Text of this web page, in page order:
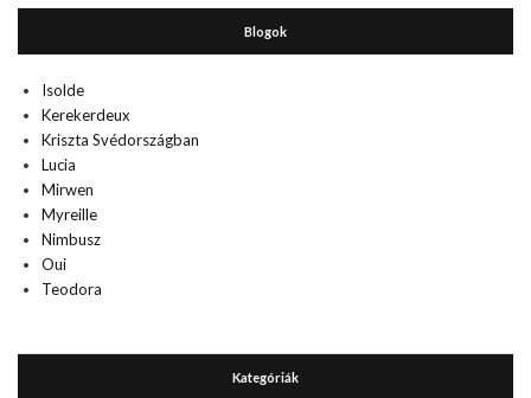
Blogok
Isolde
Kerekerdeux
Kriszta Svédországban
Lucia
Mirwen
Myreille
Nimbusz
Oui
Teodora
Kategóriák